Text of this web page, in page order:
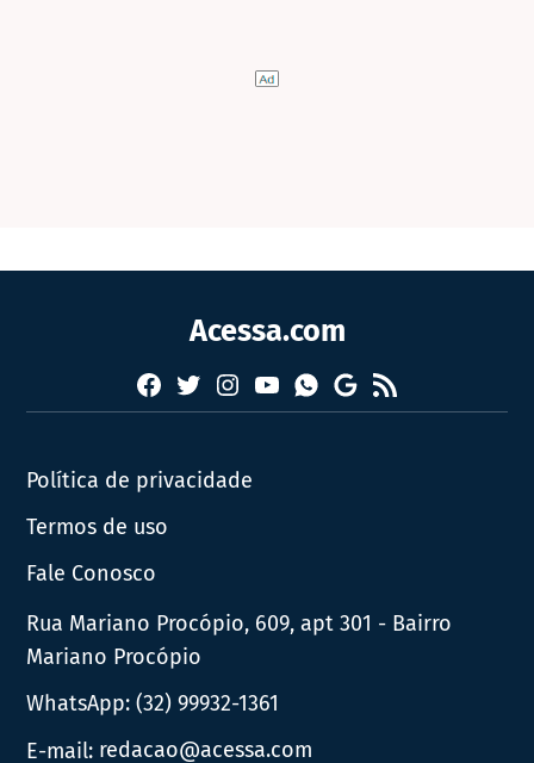
Acessa.com
Facebook
TwitterInstagram
YouTubeWhatsapp
Google
News
RSS
Política de privacidade
Termos de uso
Fale Conosco
Rua Mariano Procópio, 609, apt 301 - Bairro
Mariano Procópio
WhatsApp:(32) 99932-1361
E-mail: redacao@acessa.com